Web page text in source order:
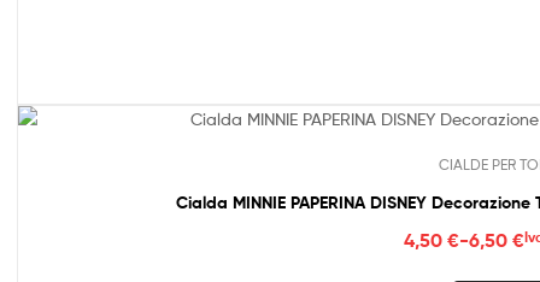
CIALDE PER
Cialda MINNIE PAPERINA DISNEY
4,50 €-6,50 €